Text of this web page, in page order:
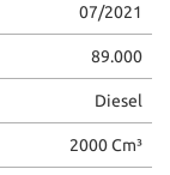
07/2021
89.000
Diesel
2000 Cm³